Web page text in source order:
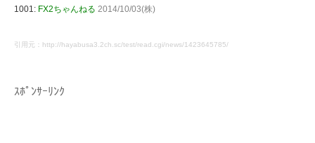
1001: FX2ちゃんねる 2014/10/03(株)
引用元：http://hayabusa3.2ch.sc/test/read.cgi/news/1423645785/
ｽﾎﾟﾝｻｰﾘﾝｸ